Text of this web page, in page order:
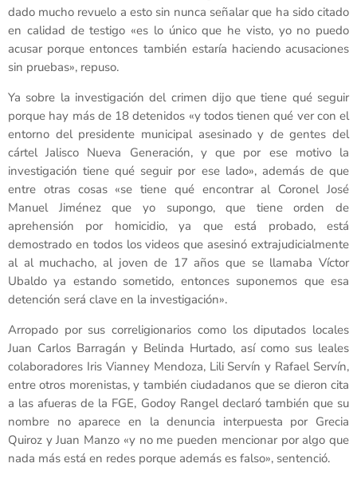
dado mucho revuelo a esto sin nunca señalar que ha sido citado
en calidad de testigo «es lo único que he visto, yo no puedo
acusar porque entonces también estaría haciendo acusaciones
sin pruebas», repuso.
Ya sobre la investigación del crimen dijo que tiene qué seguir
porque hay más de 18 detenidos «y todos tienen qué ver con el
entorno del presidente municipal asesinado y de gentes del
cártel Jalisco Nueva Generación, y que por ese motivo la
investigación tiene qué seguir por ese lado», además de que
entre otras cosas «se tiene qué encontrar al Coronel José
Manuel Jiménez que yo supongo, que tiene orden de
aprehensión por homicidio, ya que está probado, está
demostrado en todos los videos que asesinó extrajudicialmente
al al muchacho, al joven de 17 años que se llamaba Víctor
Ubaldo ya estando sometido, entonces suponemos que esa
detención será clave en la investigación».
Arropado por sus correligionarios como los diputados locales
Juan Carlos Barragán y Belinda Hurtado, así como sus leales
colaboradores Iris Vianney Mendoza, Lili Servín y Rafael Servín,
entre otros morenistas, y también ciudadanos que se dieron cita
a las afueras de la FGE, Godoy Rangel declaró también que su
nombre no aparece en la denuncia interpuesta por Grecia
Quiroz y Juan Manzo «y no me pueden mencionar por algo que
nada más está en redes porque además es falso», sentenció.